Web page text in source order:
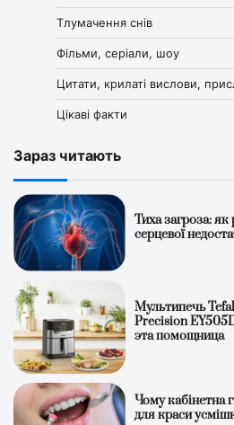
Тлумачення снів
Фільми, серіали, шоу
Цитати, крилаті вислови,
Цікаві факти
Зараз читають
Тиха загроза:
серцевої
Мультипечь
Precision
эта помощница
Чому кабінетна
для краси